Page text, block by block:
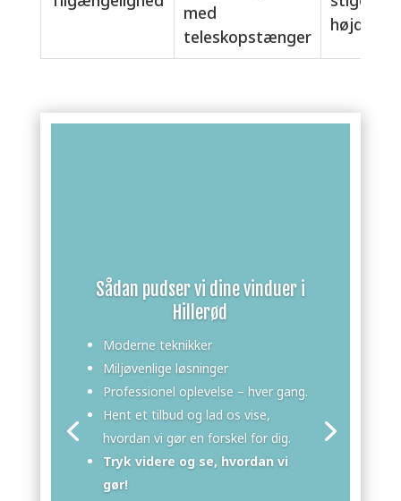
med
teleskopstænger
højde
Sådan pudser vi dine vinduer i
Hillerød
Moderne teknikker
Miljøvenlige løsninger
Professionel oplevelse – hver gang.
Hent et tilbud og lad os vise,
hvordan vi gør en forskel for dig.
Tryk videre og se, hvordan vi
gør!